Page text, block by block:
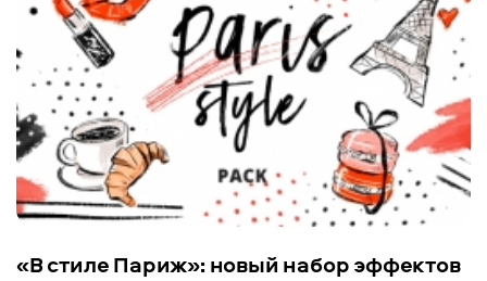
«В стиле Париж»: новый набор эффектов